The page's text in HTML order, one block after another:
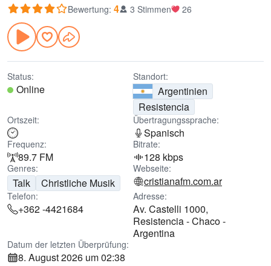
Bewertung: 4 3 Stimmen 26
Status:
Online
Standort:
Argentinien
Resistencia
Ortszeit: Übertragungssprache:
Spanisch
Frequenz:
89.7 FM
Bitrate:
128 kbps
Genres:
Talk Christliche Musik
Webseite:
cristianafm.com.ar
Telefon:
+362 -4421684
Adresse:
Av. Castelli 1000,
Resistencia - Chaco -
Argentina
Datum der letzten Überprüfung:
8. August 2026 um 02:38